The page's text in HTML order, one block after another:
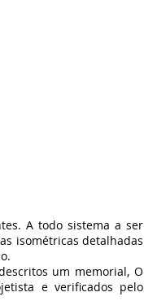
A todo sistema a ser
isométricas detalhadas
um memorial, O
e verificados pelo